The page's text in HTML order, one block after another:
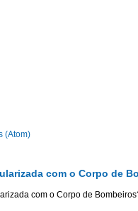
(Atom)
com o Corpo de
com o Corpo de